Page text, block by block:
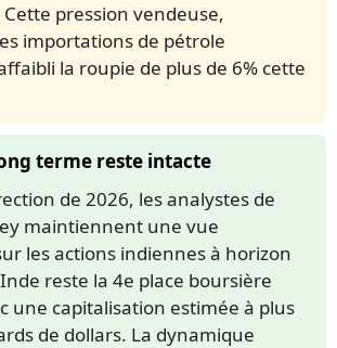
pression vendeuse,
importations de pétrole
la roupie de plus de 6% cette
terme reste intacte
de 2026, les analystes de
maintiennent une vue
les actions indiennes à horizon
reste la 4e place boursière
une capitalisation estimée à plus
de dollars. La dynamique